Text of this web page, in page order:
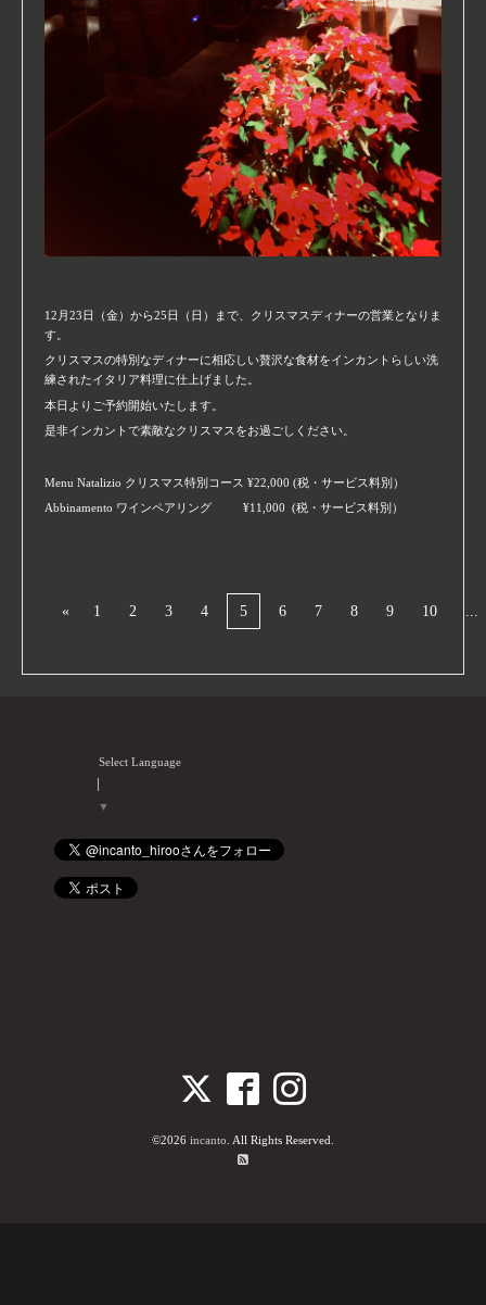
12月23日（金）から25日（日）まで、クリスマスディナーの営業となりま
す。
クリスマスの特別なディナーに相応しい贅沢な食材をインカントらしい洗
練されたイタリア料理に仕上げました。
本日よりご予約開始いたします。
是非インカントで素敵なクリスマスをお過ごしください。
Menu Natalizio クリスマス特別コース ¥22,000 (税・サービス料別）
Abbinamento ワインペアリング ¥11,000 (税・サービス料別）
« 1 2 3 4 5 6 7 8 9 10 ...
Select Language
▼
©2026 incanto . All Rights Reserved.